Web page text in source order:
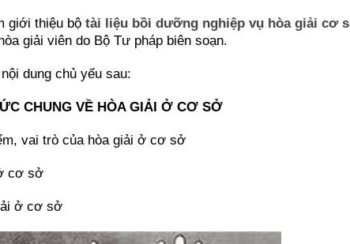
giới thiệu bộtài liệu bồi dưỡng nghiệp vụ hòa giải cơ
giải viên do Bộ Tư pháp biên soạn.
dung chủ yếu sau:
CHUNG VỀ HÒA GIẢI Ở CƠ SỞ
vai trò của hòa giải ở cơ sở
cơ sở
ở cơ sở